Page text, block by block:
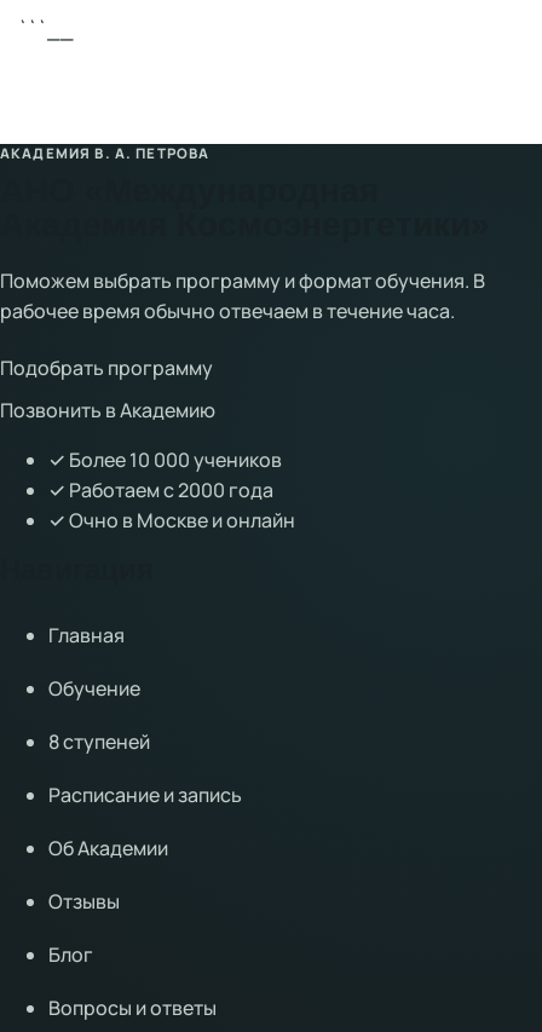
```__
АКАДЕМИЯ В. А. ПЕТРОВА
Поможем выбрать программу и формат обучения. В
рабочее время обычно отвечаем в течение часа.
Подобрать программу
Позвонить в Академию
✓ Более 10 000 учеников
✓ Работаем с 2000 года
✓Очно в Москве и онлайн
Главная
Обучение
8 ступеней
Расписание и запись
Об Академии
Отзывы
Блог
Вопросы и ответы